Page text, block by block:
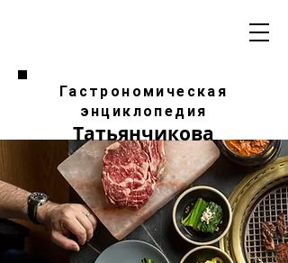
Гастрономическая
энциклопедия
Татьянчикова